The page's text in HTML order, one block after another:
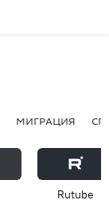
МИГРАЦИЯ
Rutube